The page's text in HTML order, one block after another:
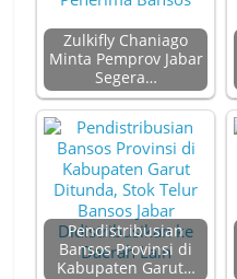
Zulkifly Chaniago
Minta Pemprov Jabar
Segera…
Pendistribusian
Bansos Provinsi di
Kabupaten Garut…